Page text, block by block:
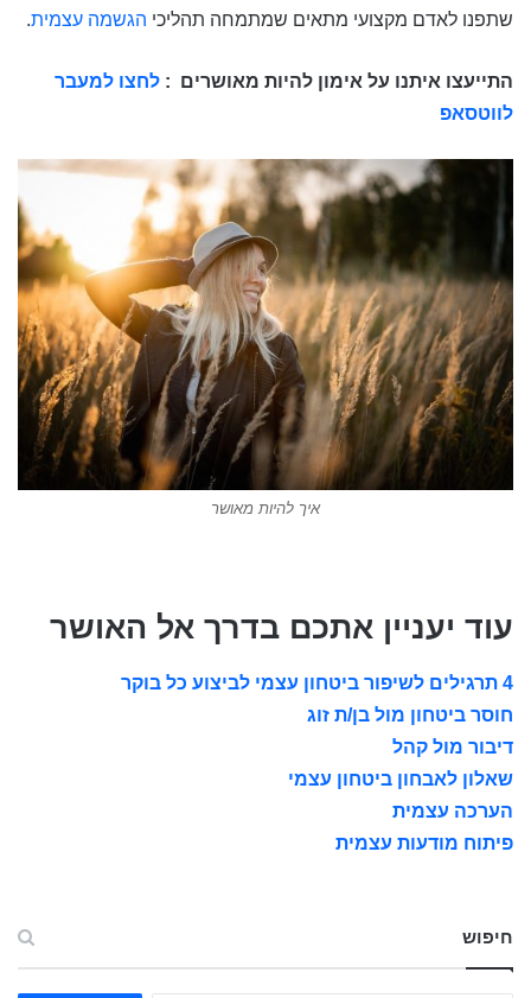
שתפנו לאדם מקצועי מתאים שמתמחה תהליכי הגשמה עצמית.
התייעצו איתנו על אימון להיות מאושרים : לחצו למעבר
לווטסאפ
איך להיות מאושר
עוד יעניין אתכם בדרך אל האושר
4 תרגילים לשיפור ביטחון עצמי לביצוע כל בוקר
חוסר ביטחון מול בן/ת זוג
דיבור מול קהל
שאלון לאבחון ביטחון עצמי
הערכה עצמית
פיתוח מודעות עצמית
חיפוש